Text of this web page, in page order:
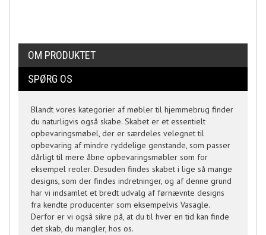
OM PRODUKTET
SPØRG OS
Blandt vores kategorier af møbler til hjemmebrug finder
du naturligvis også skabe. Skabet er et essentielt
opbevaringsmøbel, der er særdeles velegnet til
opbevaring af mindre ryddelige genstande, som passer
dårligt til mere åbne opbevaringsmøbler som for
eksempel reoler. Desuden findes skabet i lige så mange
designs, som der findes indretninger, og af denne grund
har vi indsamlet et bredt udvalg af førnævnte designs
fra kendte producenter som eksempelvis Vasagle.
Derfor er vi også sikre på, at du til hver en tid kan finde
det skab, du mangler, hos os.